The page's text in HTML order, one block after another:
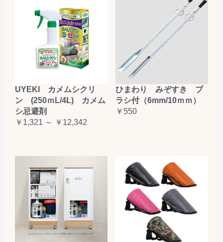
UYEKI カメムシクリ
ン (250ｍL/4L) カメム
シ忌避剤
￥1,321 ～ ￥12,342
ひまわり みぞすき ブ
ラシ付（6mm/10ｍｍ）
￥550